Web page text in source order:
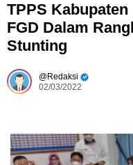
TPPS
FGD Dalam
Stunting
Redaksi
02/03/2022